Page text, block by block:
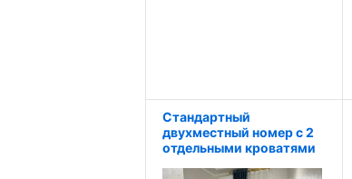
Стандартный
двухместный номер с 2
отдельными кроватями